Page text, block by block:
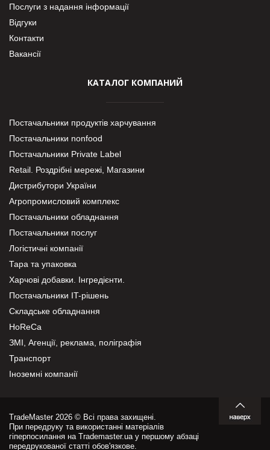
Послуги з надання інформації
Відгуки
Контакти
Вакансії
КАТАЛОГ КОМПАНИЙ
Постачальники продуктів харчування
Постачальники nonfood
Постачальники Private Label
Retail. Роздрібні мережі, Магазини
Дистрибутори України
Агропромисловий комплекс
Постачальники обладнання
Постачальники послуг
Логістичні компанії
Тара та упаковка
Харчові добавки. Інгредієнти.
Постачальники IT-рішень
Складське обладнання
HoReCa
ЗМІ, Агенції, реклама, поліграфія
Транспорт
Іноземні компанії
TradeMaster 2026 © Всі права захищені.
При передруку та використанні матеріалів
гіперпосилання на Trademaster.ua у першому абзаці
передрукованої статті обов'язкове.